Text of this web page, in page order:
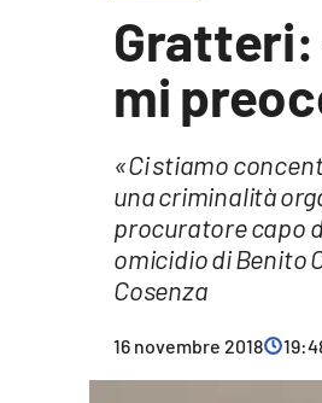
Economia e Lavoro
Gratteri:
mi
«Ci stiamo
una criminalità
procuratore capo
omicidio di Benito
Cosenza
16 novembre 2018